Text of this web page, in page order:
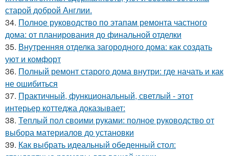
старой доброй Англии.
34. Полное руководство по этапам ремонта частного
дома: от планирования до финальной отделки
35. Внутренняя отделка загородного дома: как создать
уют и комфорт
36. Полный ремонт старого дома внутри: где начать и как
не ошибиться
37. Практичный, функциональный, светлый - этот
интерьер коттеджа доказывает:
38. Теплый пол своими руками: полное руководство от
выбора материалов до установки
39. Как выбрать идеальный обеденный стол: